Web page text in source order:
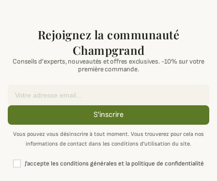
Rejoignez la communauté
Champgrand
Conseils d'experts, nouveautés et offres exclusives. -10% sur votre
première commande.
S'inscrire
Vous pouvez vous désinscrire à tout moment. Vous trouverez pour cela nos
informations de contact dans les conditions d'utilisation du site.
J'accepte les conditions générales et la politique de confidentialité